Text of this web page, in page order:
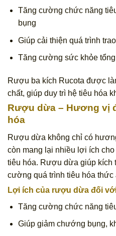
Tăng cường chức năng
bụng
Giúp cải thiện quá trình
Tăng cường sức khỏe
Rượu ba kích Rucota được
chất, giúp duy trì hệ tiêu hóa
Rượu dừa – Hương vị
hóa
Rượu dừa không chỉ có
còn mang lại nhiều lợi ích
tiêu hóa. Rượu dừa giúp kích
cường quá trình tiêu hóa thức
Lợi ích của rượu dừa đối
Tăng cường chức năng
Giúp giảm chướng bụng,